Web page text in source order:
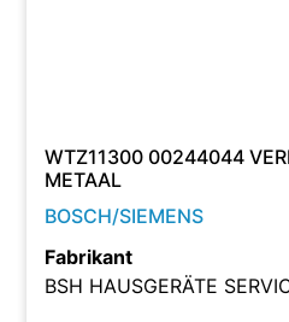
WTZ11300 00244044
METAAL
BOSCH/SIEMENS
Fabrikant
BSH HAUSGERÄTE